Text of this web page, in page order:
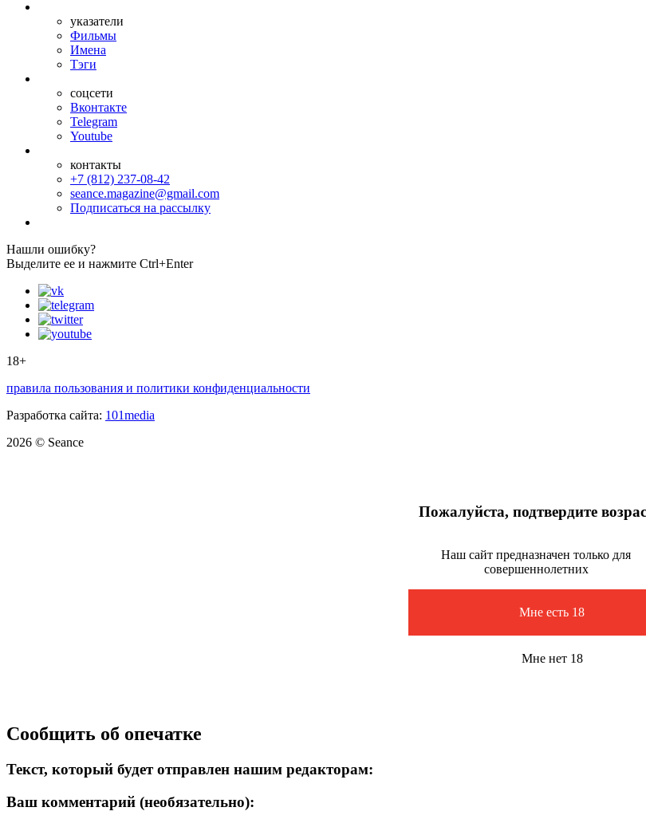
указатели
Фильмы
Имена
Тэги
соцсети
Вконтакте
Telegram
Youtube
контакты
+7 (812) 237-08-42
seance.magazine@gmail.com
Подписаться на рассылку
Нашли ошибку?
Выделите ее и нажмите Ctrl+Enter
18+
правила пользования и политики конфиденциальности
Разработка сайта: 101media
2026 © Seance
Пожалуйста, подтвердите
Наш сайт предназначен только для
совершеннолетних
Мне есть 18
Мне нет 18
Сообщить об опечатке
Текст, который будет отправлен нашим редакторам:
Ваш комментарий (необязательно):